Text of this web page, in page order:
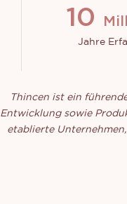
12
Jahre
Thincen ist ein
Entwicklung sowie
etablierte